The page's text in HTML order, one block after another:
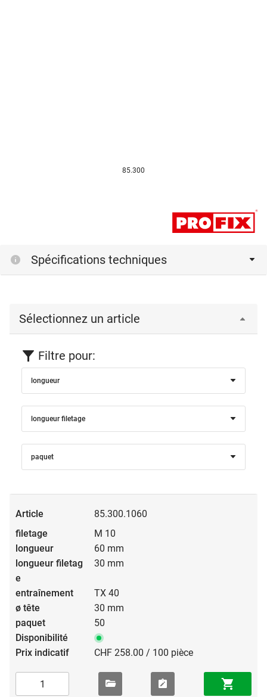
85.300
Spécifications techniques
Sélectionnez un article
Filtre pour:
longueur
longueur filetage
paquet
85.300.1060
M 10
60 mm
30 mm
TX 40
30 mm
50
CHF 258.00 / 100 pièce